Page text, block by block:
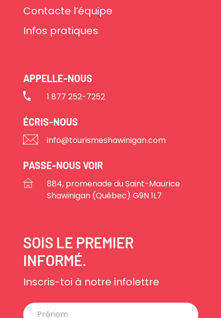
Contacte l’équipe
Infos pratiques
APPELLE-NOUS
1 877 252-7252
ÉCRIS-NOUS
info@tourismeshawinigan.com
PASSE-NOUS VOIR
884, promenade du Saint-Maurice
Shawinigan (Québec) G9N 1L7
SOIS LE PREMIER
INFORMÉ.
Inscris-toi à notre infolettre